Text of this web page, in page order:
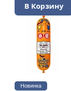
В Корзину
Новинка